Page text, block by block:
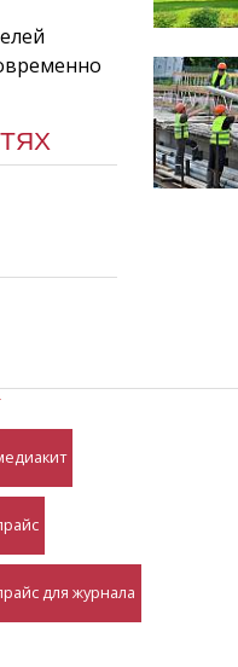
для журнала